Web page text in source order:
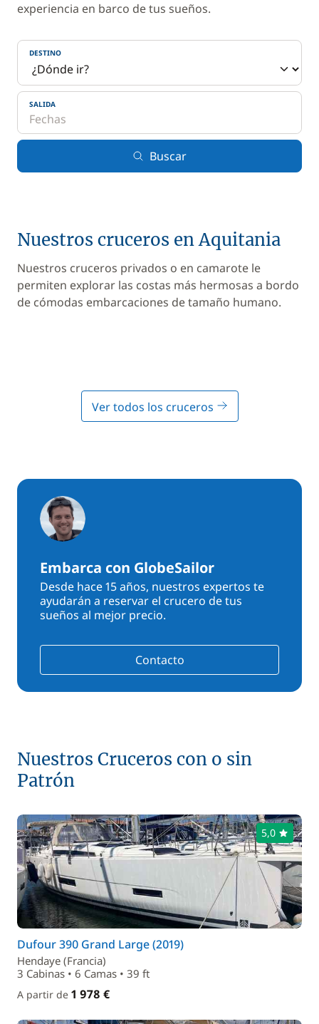
experiencia en barco de tus sueños.
DESTINO
SALIDA
Buscar
Nuestros cruceros en Aquitania
Nuestros cruceros privados o en camarote le
permiten explorar las costas más hermosas a bordo
de cómodas embarcaciones de tamaño humano.
Ver todos los cruceros
Embarca con GlobeSailor
Desde hace 15 años, nuestros expertos te
ayudarán a reservar el crucero de tus
sueños al mejor precio.
Contacto
Nuestros Cruceros con o sin
Patrón
5,0
Dufour 390 Grand Large (2019)
Hendaye (Francia)
3 Cabinas • 6 Camas • 39 ft
A partir de 1 978 €